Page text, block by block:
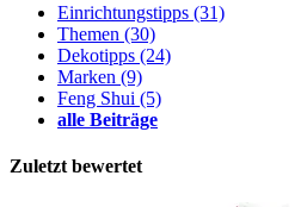
Einrichtungstipps (31)
Themen (30)
Dekotipps (24)
Marken (9)
Feng Shui (5)
alle Beiträge
Zuletzt bewertet